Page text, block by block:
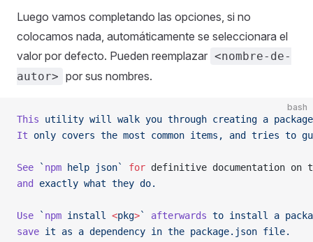
Luego vamos completando las opciones, si no
colocamos nada, automáticamente se seleccionara el
valor por defecto. Pueden reemplazar <nombre-de-
autor> por sus nombres.
bash
This utility will walk you through creating a
It only covers the most common items, and tries to
See ` npm help json` for definitive documentation on
and
exactly what they do.
Use ` npm install <pkg>` afterwards to install a
save it as a dependency in the package.json file.